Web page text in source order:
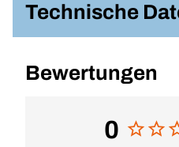
Technische
Bewertungen
0